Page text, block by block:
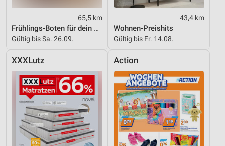
65,5 km
Frühlings-Boten für dein Zuhause
Gültig bis Sa. 26.09.
43,4 km
Wohnen-Preishits
Gültig bis Fr. 14.08.
XXXLutz Action